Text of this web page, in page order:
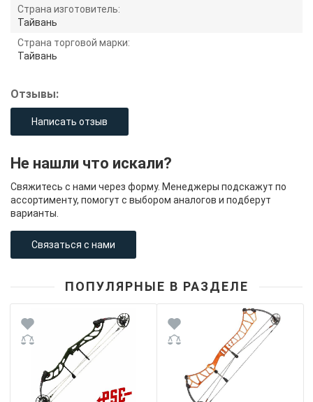
Страна изготовитель:
Тайвань
Страна торговой марки:
Тайвань
Отзывы:
Написать отзыв
Не нашли что искали?
Свяжитесь с нами через форму. Менеджеры подскажут по
ассортименту, помогут с выбором аналогов и подберут
варианты.
Связаться с нами
ПОПУЛЯРНЫЕ В РАЗДЕЛЕ